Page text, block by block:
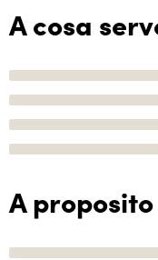
A cosa
A